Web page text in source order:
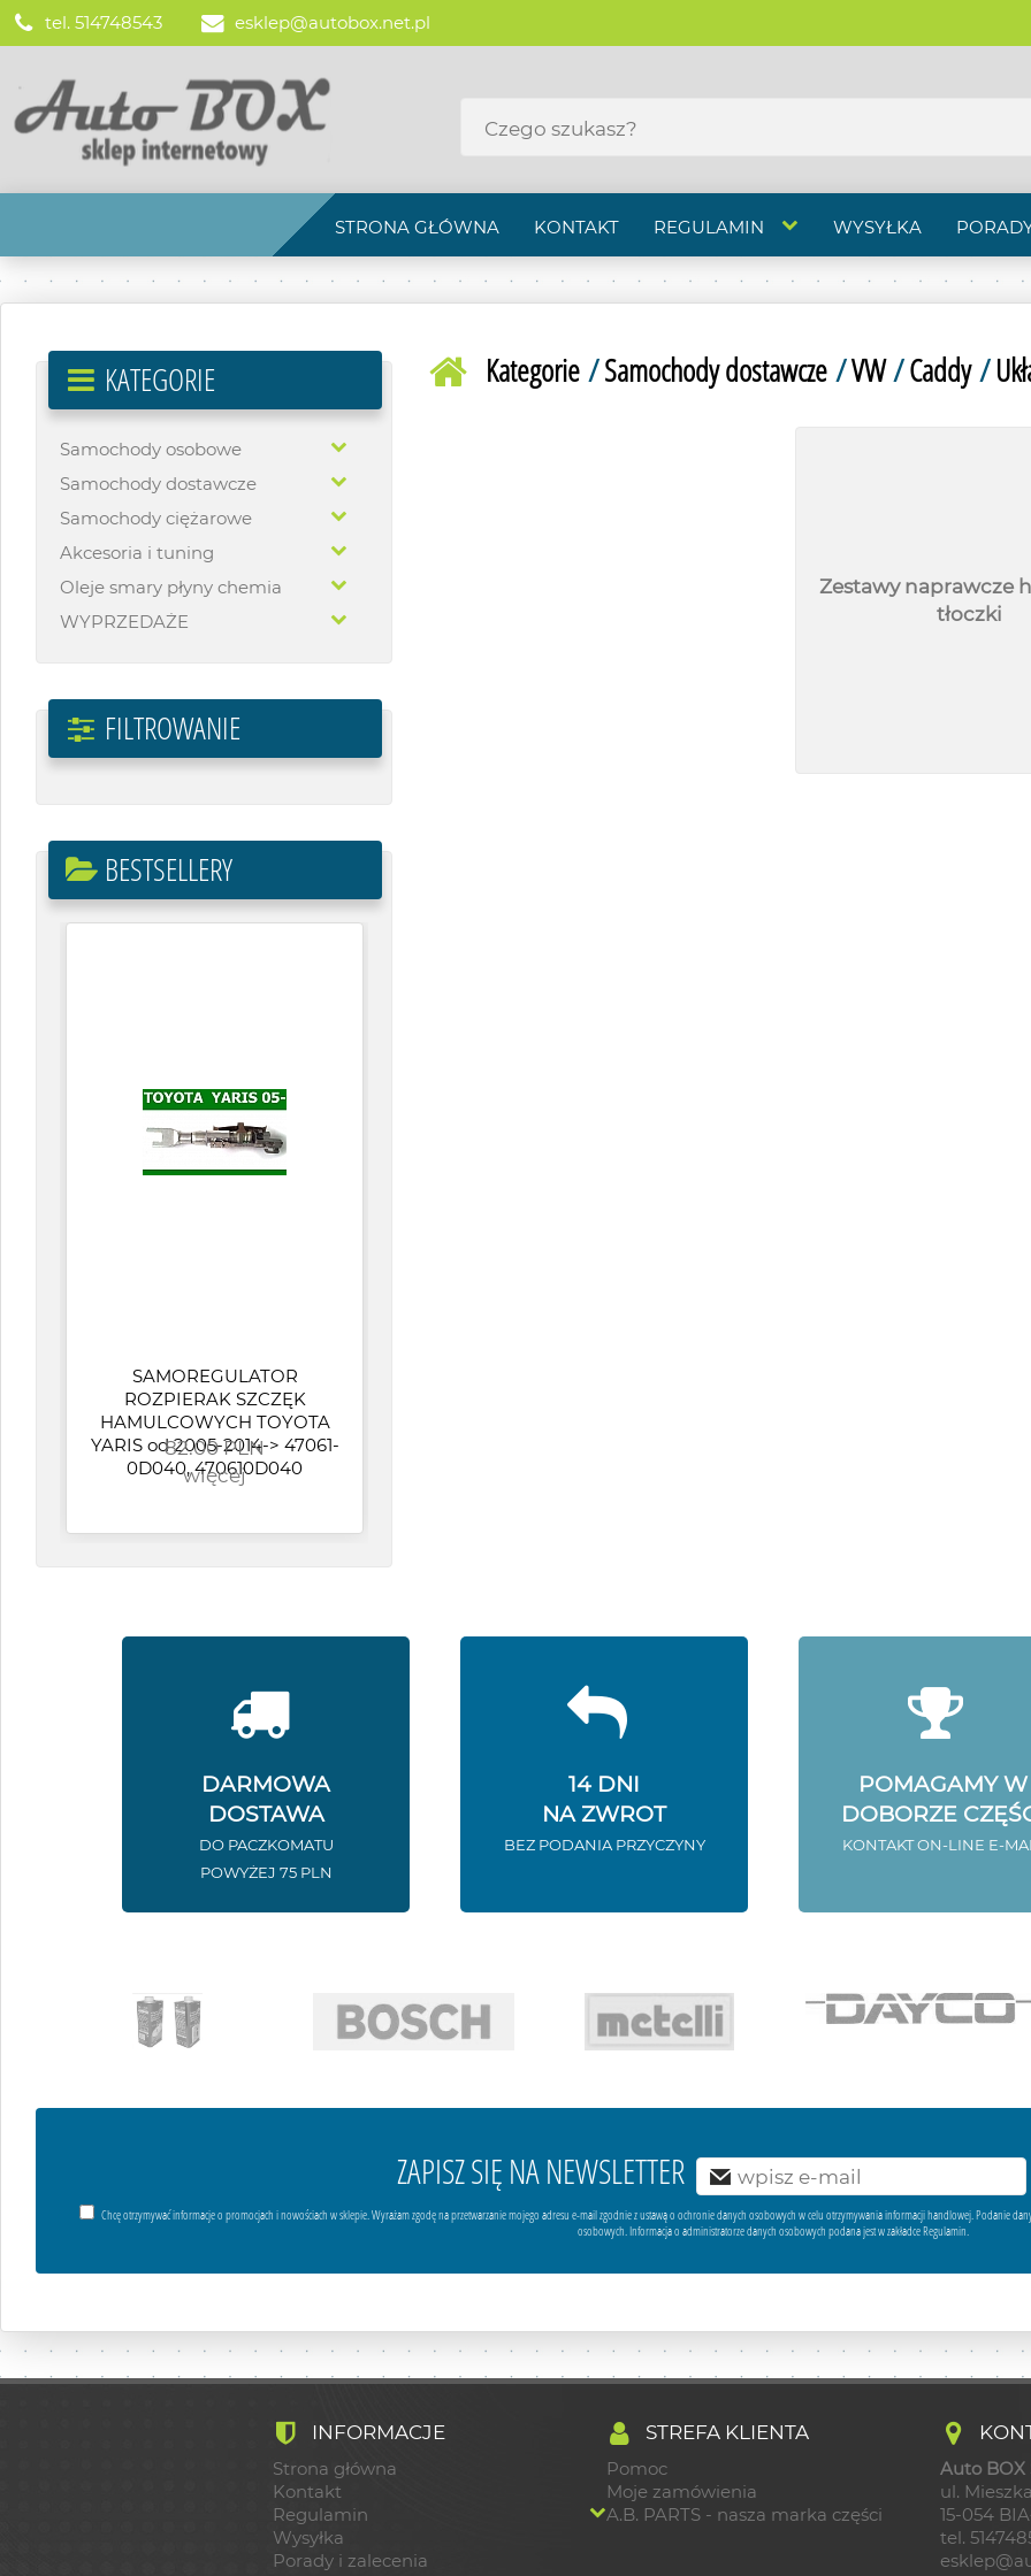
tel. 514748543 esklep@autobox.net.pl
STRONA GŁÓWNA KONTAKT REGULAMIN WYSYŁKA
KATEGORIE
Samochody osobowe
Samochody dostawcze
Samochody ciężarowe
Akcesoria i tuning
Oleje smary płyny chemia
WYPRZEDAŻE
FILTROWANIE
BESTSELLERY
SAMOREGULATOR
ROZPIERAK SZCZĘK
HAMULCOWYCH TOYOTA
YARIS od 2005-2014-> 47061-
0D040, 470610D040
82.00 PLN
więcej
Kategorie/Samochody dostawcze/VW/Caddy/
Zestawy naprawcze
tłoczki
DARMOWA
DOSTAWA
DO PACZKOMATU
POWYŻEJ 75 PLN
14 DNI
NA ZWROT
BEZ PODANIA PRZYCZYNY
POMAGAMY W
DOBORZE
KONTAKT ON-LINE E-
ZAPISZ SIĘ NA NEWSLETTER
Chcę otrzymywać informacje o promocjach i nowościach w sklepie. Wyrażam zgodę na przetwarzanie mojego adresu e-mail zgodnie z ustawą o ochronie danych osobowych w celu otrzymywania informacji handlowej. Podanie
osobowych. Informacja o administratorze danych osobowych podana jest w zakładce Regulamin.
INFORMACJE
Strona główna
Kontakt
Regulamin
Wysyłka
Porady i zalecenia
STREFA KLIENTA
Pomoc
Moje zamówienia
A.B. PARTS - nasza marka części
Auto BOX
ul.
15-054
tel.